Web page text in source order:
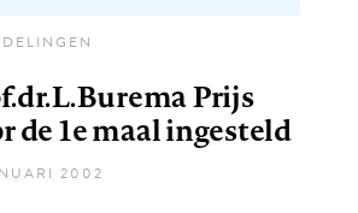
Prijs
de 1e maal ingesteld
2002